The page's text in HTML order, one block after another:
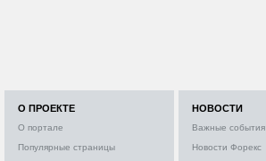
О ПРОЕКТЕ
О портале
Популярные страницы
НОВОСТИ
Важные события
Новости Форекс